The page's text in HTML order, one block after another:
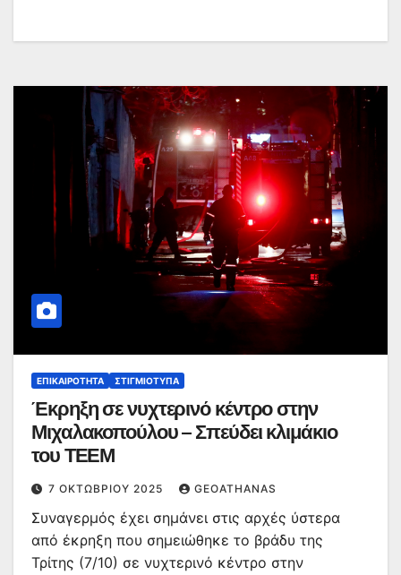
ΕΠΙΚΑΙΡΌΤΗΤΑ ΣΤΙΓΜΙΌΤΥΠΑ
Έκρηξη σε νυχτερινό κέντρο στην
Μιχαλακοπούλου – Σπεύδει κλιμάκιο
του ΤΕΕΜ
7 ΟΚΤΩΒΡΊΟΥ 2025 GEOATHANAS
Συναγερμός έχει σημάνει στις αρχές ύστερα
από έκρηξη που σημειώθηκε το βράδυ της
Τρίτης (7/10) σε νυχτερινό κέντρο στην